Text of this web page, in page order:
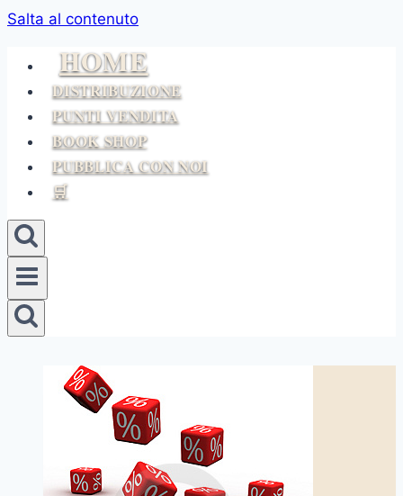
Salta al contenuto
HOME
DISTRIBUZIONE
PUNTI VENDITA
BOOK SHOP
PUBBLICA CON NOI
🛒